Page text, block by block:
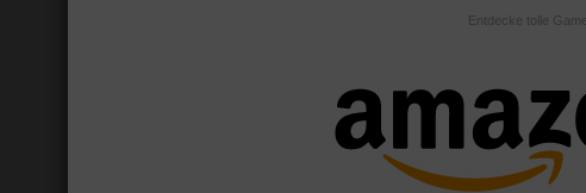
Entdecke tolle